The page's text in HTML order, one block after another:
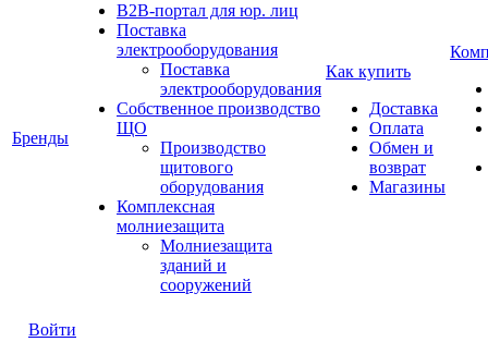
Бренды
B2B-портал для юр. лиц
Поставка
электрооборудования
Поставка
электрооборудования
Собственное производство
ЩО
Производство
щитового
оборудования
Комплексная
молниезащита
Молниезащита
зданий и
сооружений
Как купить
Доставка
Оплата
Обмен и
возврат
Магазины
Войти